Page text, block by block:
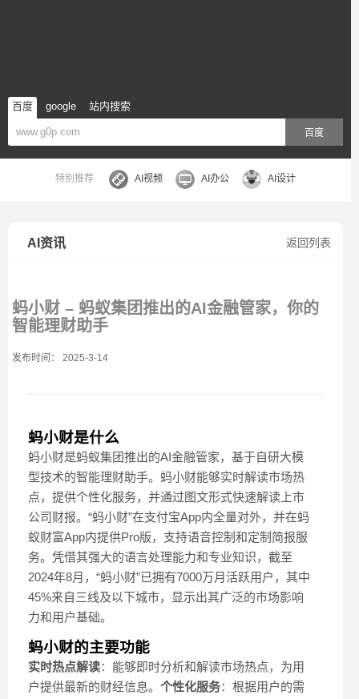
百度 google 站内搜索
百度
特别推荐 AI视频 AI办公 AI设计
返回列表
AI资讯
蚂小财 – 蚂蚁集团推出的AI金融管家，你的
智能理财助手
发布时间： 2025-3-14
蚂小财是什么
蚂小财是蚂蚁集团推出的AI金融管家，基于自研大模
型技术的智能理财助手。蚂小财能够实时解读市场热
点，提供个性化服务，并通过图文形式快速解读上市
公司财报。“蚂小财”在支付宝App内全量对外，并在蚂
蚁财富App内提供Pro版，支持语音控制和定制简报服
务。凭借其强大的语言处理能力和专业知识，截至
2024年8月，“蚂小财”已拥有7000万月活跃用户，其中
45%来自三线及以下城市，显示出其广泛的市场影响
力和用户基础。
蚂小财的主要功能
实时热点解读：能够即时分析和解读市场热点，为用
户提供最新的财经信息。 个性化服务：根据用户的需